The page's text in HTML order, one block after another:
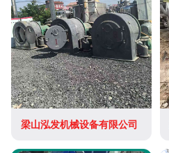
梁山泓发机械设备有限公司